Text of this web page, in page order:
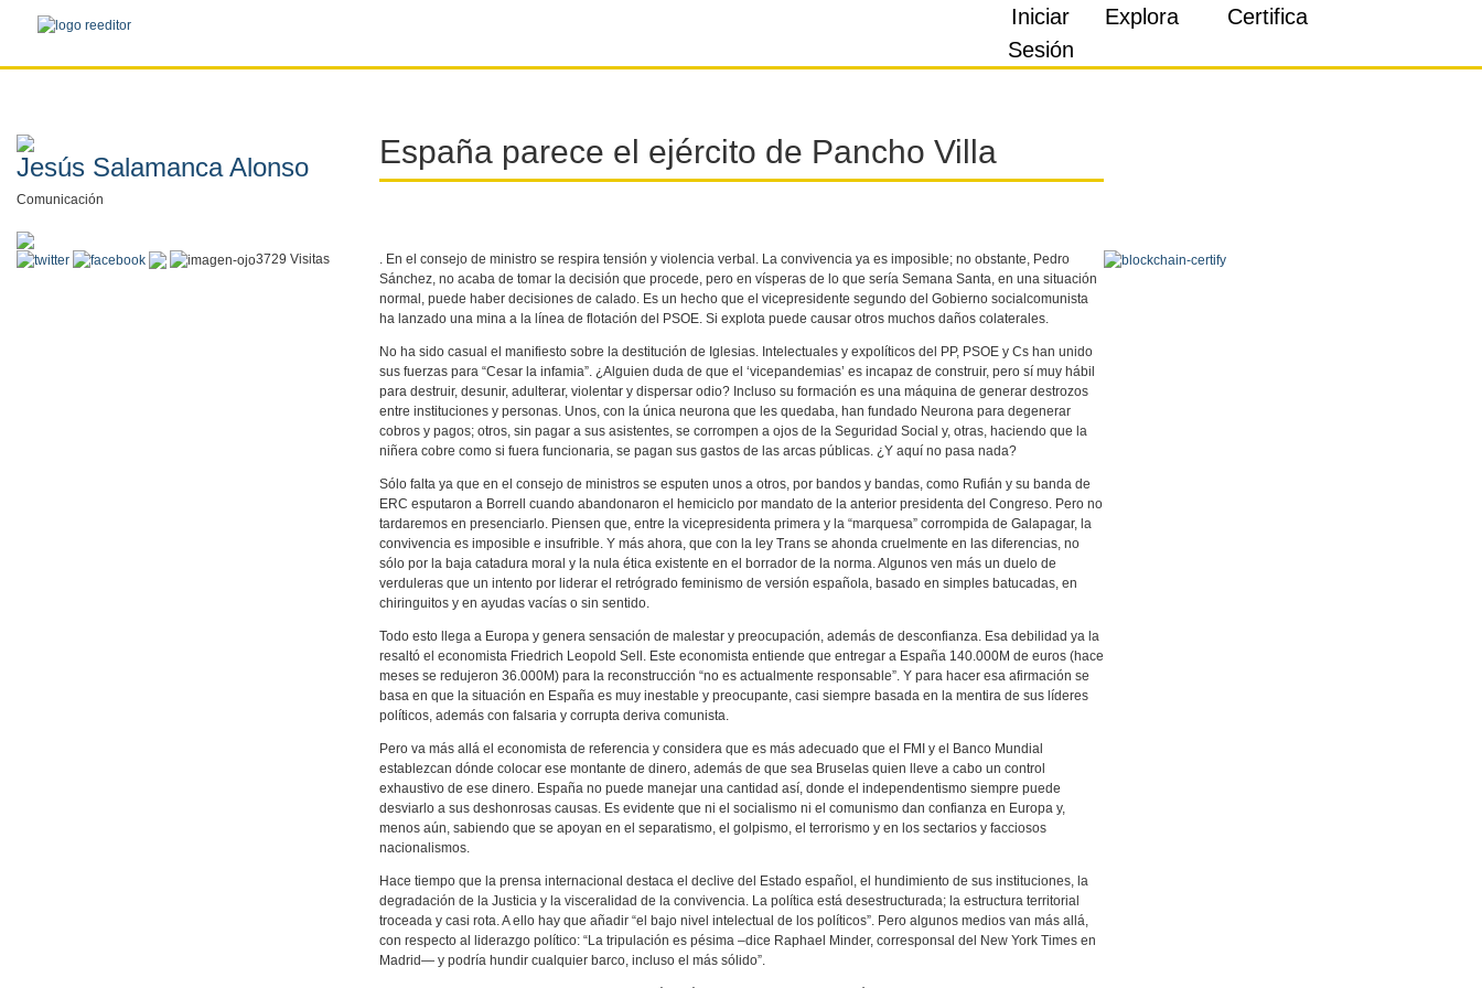
Iniciar
Sesión
Explora Certifica
Jesús Salamanca Alonso
Comunicación
España parece el ejército de Pancho Villa
3729 Visitas
. En el consejo de ministro se respira tensión y violencia verbal. La convivencia ya es imposible; no obstante, Pedro
Sánchez, no acaba de tomar la decisión que procede, pero en vísperas de lo que sería Semana Santa, en una situación
normal, puede haber decisiones de calado. Es un hecho que el vicepresidente segundo del Gobierno socialcomunista
ha lanzado una mina a la línea de flotación del PSOE. Si explota puede causar otros muchos daños colaterales.
No ha sido casual el manifiesto sobre la destitución de Iglesias. Intelectuales y expolíticos del PP, PSOE y Cs han unido
sus fuerzas para “Cesar la infamia”. ¿Alguien duda de que el ‘vicepandemias’ es incapaz de construir, pero sí muy hábil
para destruir, desunir, adulterar, violentar y dispersar odio? Incluso su formación es una máquina de generar destrozos
entre instituciones y personas. Unos, con la única neurona que les quedaba, han fundado Neurona para degenerar
cobros y pagos; otros, sin pagar a sus asistentes, se corrompen a ojos de la Seguridad Social y, otras, haciendo que la
niñera cobre como si fuera funcionaria, se pagan sus gastos de las arcas públicas. ¿Y aquí no pasa nada?
Sólo falta ya que en el consejo de ministros se esputen unos a otros, por bandos y bandas, como Rufián y su banda de
ERC esputaron a Borrell cuando abandonaron el hemiciclo por mandato de la anterior presidenta del Congreso. Pero no
tardaremos en presenciarlo. Piensen que, entre la vicepresidenta primera y la “marquesa” corrompida de Galapagar, la
convivencia es imposible e insufrible. Y más ahora, que con la ley Trans se ahonda cruelmente en las diferencias, no
sólo por la baja catadura moral y la nula ética existente en el borrador de la norma. Algunos ven más un duelo de
verduleras que un intento por liderar el retrógrado feminismo de versión española, basado en simples batucadas, en
chiringuitos y en ayudas vacías o sin sentido.
Todo esto llega a Europa y genera sensación de malestar y preocupación, además de desconfianza. Esa debilidad ya la
resaltó el economista Friedrich Leopold Sell. Este economista entiende que entregar a España 140.000M de euros (hace
meses se redujeron 36.000M) para la reconstrucción “no es actualmente responsable”. Y para hacer esa afirmación se
basa en que la situación en España es muy inestable y preocupante, casi siempre basada en la mentira de sus líderes
políticos, además con falsaria y corrupta deriva comunista.
Pero va más allá el economista de referencia y considera que es más adecuado que el FMI y el Banco Mundial
establezcan dónde colocar ese montante de dinero, además de que sea Bruselas quien lleve a cabo un control
exhaustivo de ese dinero. España no puede manejar una cantidad así, donde el independentismo siempre puede
desviarlo a sus deshonrosas causas. Es evidente que ni el socialismo ni el comunismo dan confianza en Europa y,
menos aún, sabiendo que se apoyan en el separatismo, el golpismo, el terrorismo y en los sectarios y facciosos
nacionalismos.
Hace tiempo que la prensa internacional destaca el declive del Estado español, el hundimiento de sus instituciones, la
degradación de la Justicia y la visceralidad de la convivencia. La política está desestructurada; la estructura territorial
troceada y casi rota. A ello hay que añadir “el bajo nivel intelectual de los políticos”. Pero algunos medios van más allá,
con respecto al liderazgo político: “La tripulación es pésima –dice Raphael Minder, corresponsal del New York Times en
Madrid— y podría hundir cualquier barco, incluso el más sólido”.